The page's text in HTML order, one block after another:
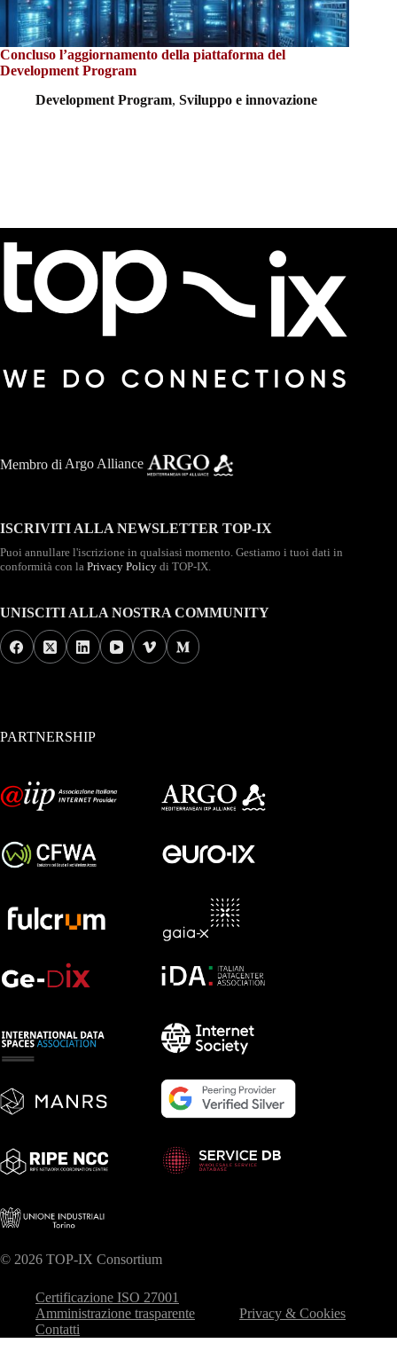
Concluso l’aggiornamento della piattaforma del
Development Program
Development Program, Sviluppo e innovazione
Membro di Argo Alliance
ISCRIVITI ALLA NEWSLETTER TOP-IX
Puoi annullare l'iscrizione in qualsiasi momento. Gestiamo i tuoi dati in
conformità con la Privacy Policy di TOP-IX.
UNISCITI ALLA NOSTRA COMMUNITY
PARTNERSHIP
© 2026 TOP-IX Consortium
Certificazione ISO 27001
Amministrazione trasparente
Privacy & Cookies
Contatti